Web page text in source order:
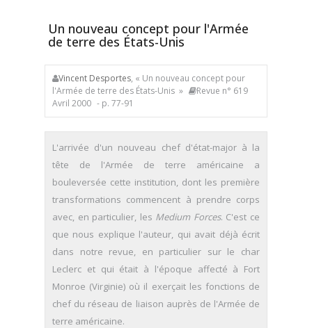
Un nouveau concept pour l'Armée
de terre des États-Unis
Vincent Desportes, « Un nouveau concept pour
l'Armée de terre des États-Unis »
Revue n° 619
Avril 2000 - p. 77-91
L'arrivée d'un nouveau chef d'état-major à la
tête de l'Armée de terre américaine a
bouleversée cette institution, dont les première
transformations commencent à prendre corps
avec, en particulier, les Medium Forces. C'est ce
que nous explique l'auteur, qui avait déjà écrit
dans notre revue, en particulier sur le char
Leclerc et qui était à l'époque affecté à Fort
Monroe (Virginie) où il exerçait les fonctions de
chef du réseau de liaison auprès de l'Armée de
terre américaine.